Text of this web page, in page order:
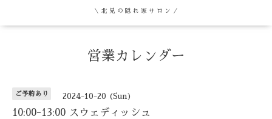
＼ 北 見 の 隠 れ 家 サ ロ ン ／
営業カレンダー
ご予約あり 2024-10-20 (Sun)
10:00-13:00 スウェディッシュ